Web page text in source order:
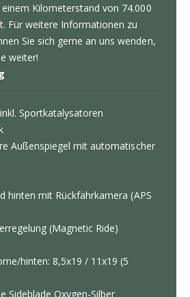
Kilometerstand von 74.000
Für weitere Informationen zu
Sie sich gerne an uns wenden,
weiter!
Sportkatalysatoren
Außenspiegel mit automatischer
hinten mit Rückfahrkamera (APS
(Magnetic Ride)
hinten: 8,5x19 / 11x19 (5
Sideblade Oxygen-Silber